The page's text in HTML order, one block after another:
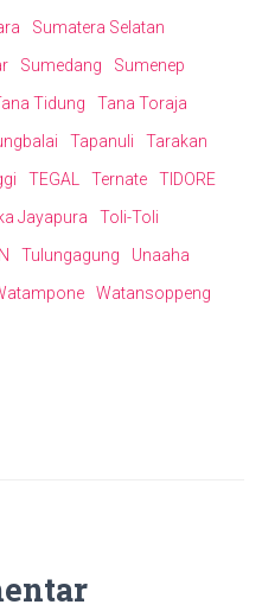
Sumatera Selatan
Sumedang
Sumenep
Tidung
Tana Toraja
Tapanuli
Tarakan
TEGAL Ternate
TIDORE
Jayapura
Toli-Toli
Tulungagung
Unaaha
Watansoppeng